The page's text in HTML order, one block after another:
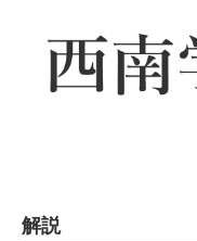
解説